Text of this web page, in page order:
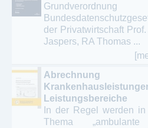
der Privatwirtschaft
Jaspers, RA Thomas ...
Leistungsbereiche
In der Regel werden
Thema